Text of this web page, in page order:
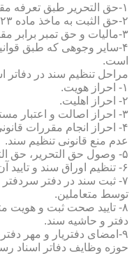
۱-حق التحریر طبق تعرفه مقرر وزارت دادگستری.
۲-حق الثبت به ماخذ ماده ۱۲۳ قانون اصلاحی قانون ثبت.
۳-مالیات و حق تمبر برابر مقررات مالیاتی.
۴-سایر وجوهی که طبق
است.
مراحل تنظیم سند در دفاتر
۱- احراز هویت.
۲- احراز اهلیت.
۳- احراز اصالت و اعتبار مستندات سند.
۴- احراز انجام مقررات
عدم منع قانونی تنظیم سند.
۵- وصول حق التحریر، حق الثبت و سایر حقوق دولتی.
۶- تنظیم اوراق سند و تایید آن توسط متعاملین.
۷- ثبت سند در دفتر
توسط متعاملین.
۸- تایید صحت ثبت و هویت
دفتر و حاشیه سند.
۹-امضای دفتریار و مهر دفترخانه ذیل ثبت دفتر و در حاشیه سند.
حوزه وظایف دفاتر اسناد